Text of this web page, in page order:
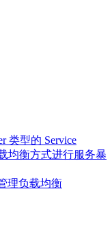
类型的 Service
均衡方式进行服务暴
理负载均衡